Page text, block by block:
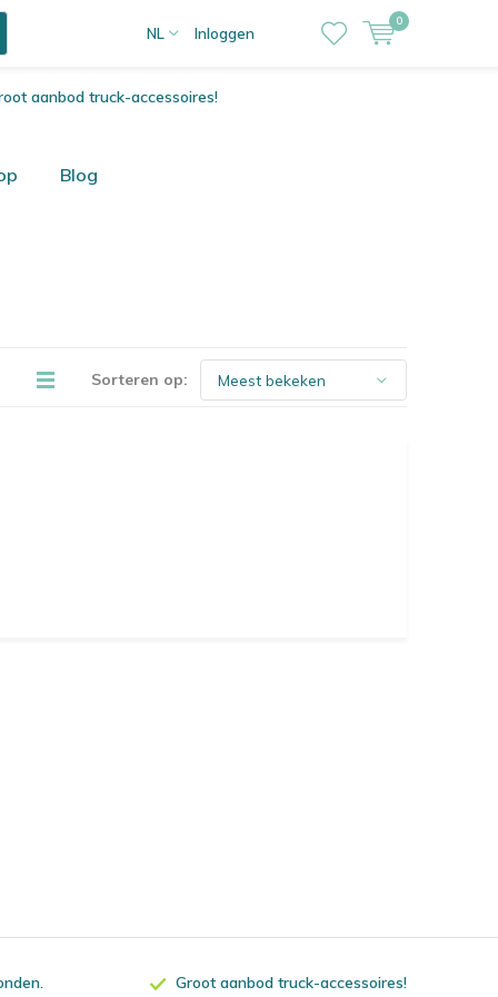
NL Inloggen
0
aanbod truck-accessoires!
Blog
Sorteren op:
Groot aanbod truck-accessoires!